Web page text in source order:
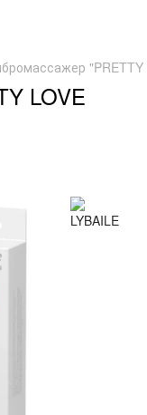
"PRETTY
LOVE